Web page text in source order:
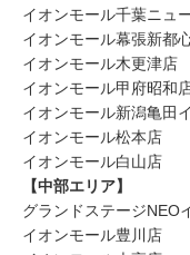
イオンモール千葉ニュ
イオンモール幕張新都
イオンモール木更津店
イオンモール甲府昭和
イオンモール新潟亀田
イオンモール松本店
イオンモール白山店
【中部エリア】
グランドステージNEO
イオンモール豊川店